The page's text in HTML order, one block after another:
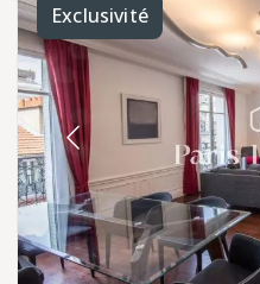
Exclusivité